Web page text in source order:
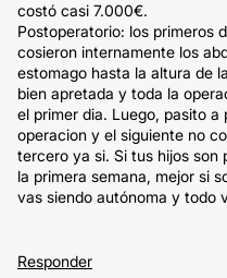
costó casi 7.000€.
Postoperatorio: los primeros
cosieron internamente los
estomago hasta la altura de
bien apretada y toda la
el primer dia. Luego, pasito a
operacion y el siguiente no
tercero ya si. Si tus hijos son
la primera semana, mejor si
vas siendo autónoma y todo
Responder